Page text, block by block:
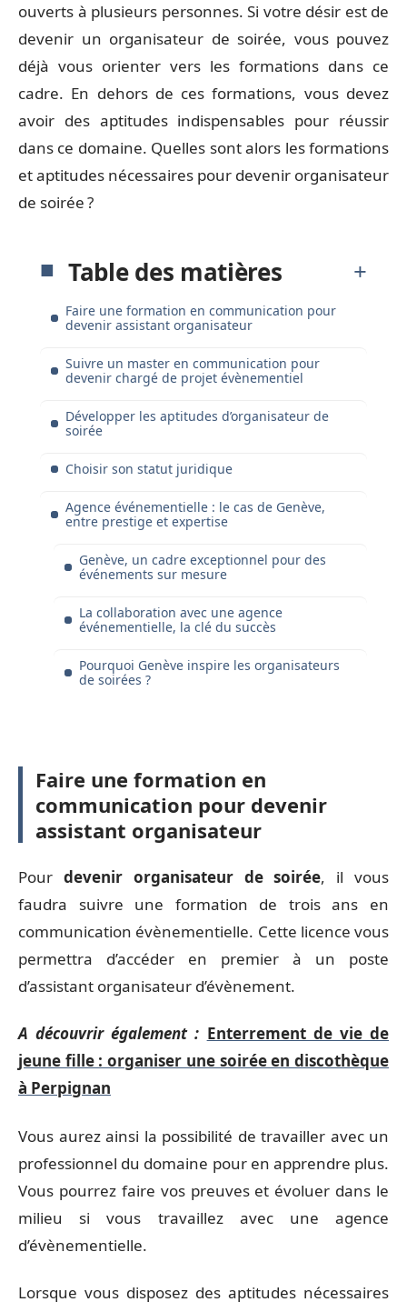
ouverts à plusieurs personnes. Si votre désir est de
devenir un organisateur de soirée, vous pouvez
déjà vous orienter vers les formations dans ce
cadre. En dehors de ces formations, vous devez
avoir des aptitudes indispensables pour réussir
dans ce domaine. Quelles sont alors les formations
et aptitudes nécessaires pour devenir organisateur
de soirée ?
Table des matières
Faire une formation en communication pour
devenir assistant organisateur
Suivre un master en communication pour
devenir chargé de projet évènementiel
Développer les aptitudes d’organisateur de
soirée
Choisir son statut juridique
Agence événementielle : le cas de Genève,
entre prestige et expertise
Genève, un cadre exceptionnel pour des
événements sur mesure
La collaboration avec une agence
événementielle, la clé du succès
Pourquoi Genève inspire les organisateurs
de soirées ?
Faire une formation en
communication pour devenir
assistant organisateur
Pour devenir organisateur de soirée, il vous
faudra suivre une formation de trois ans en
communication évènementielle. Cette licence vous
permettra d’accéder en premier à un poste
d’assistant organisateur d’évènement.
A découvrir également : Enterrement de vie de
jeune fille : organiser une soirée en discothèque
à Perpignan
Vous aurez ainsi la possibilité de travailler avec un
professionnel du domaine pour en apprendre plus.
Vous pourrez faire vos preuves et évoluer dans le
milieu si vous travaillez avec une agence
d’évènementielle.
Lorsque vous disposez des aptitudes nécessaires